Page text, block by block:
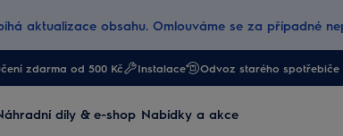
aktualizace obsahu. Omlouváme se za případné
zdarma od 500 Kč Instalace Odvoz starého spotřebiče
díly & e-shop Nabídky a akce